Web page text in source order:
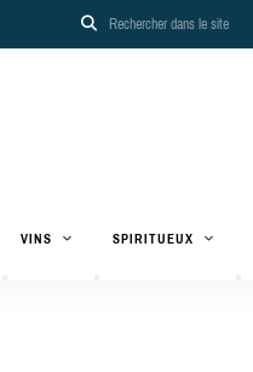
VINS SPIRITUEUX